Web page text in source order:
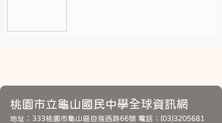
桃園市立龜山國民中學全球資訊網
地址：333桃園市龜山區自強西路66號 電話：(03)3205681